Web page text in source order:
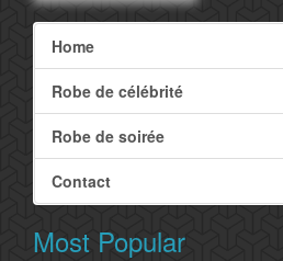
Home
Robe de célébrité
Robe de soirée
Contact
Most Popular